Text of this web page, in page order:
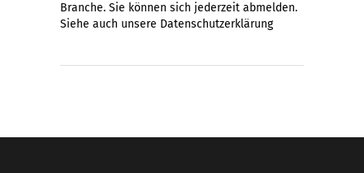
Branche. Sie können sich jederzeit abmelden.
Siehe auch unsere Datenschutzerklärung